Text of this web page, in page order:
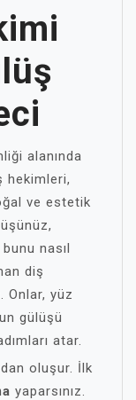
alanında
hekimleri,
ve estetik
nasıl
diş
Onlar, yüz
gülüşü
atar.
oluşur. İlk
yaparsınız.